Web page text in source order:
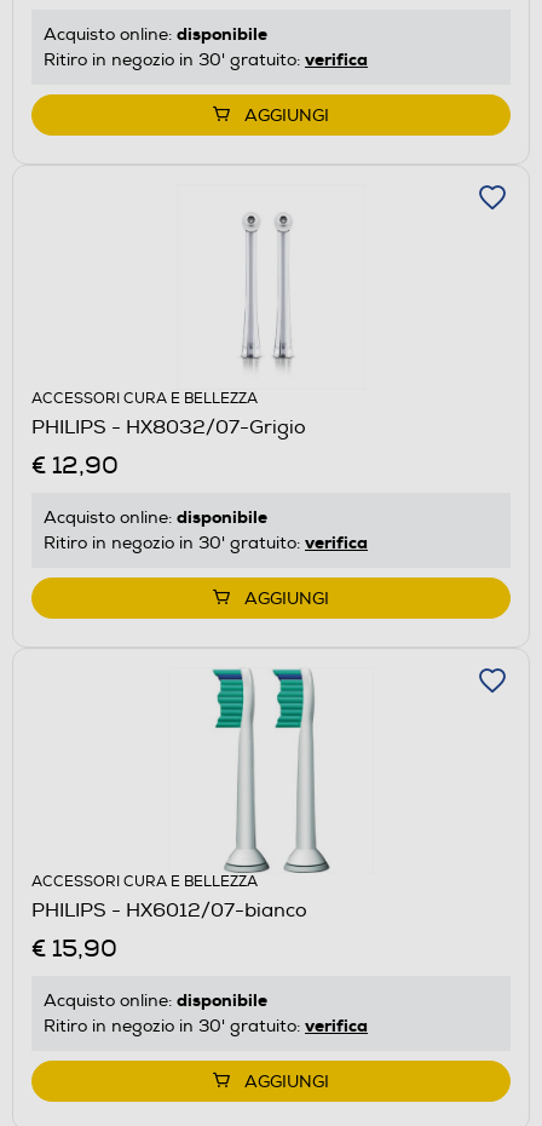
Acquisto online: disponibile
Ritiro in negozio in 30' gratuito: verifica
AGGIUNGI
ACCESSORI CURA E BELLEZZA
PHILIPS - HX8032/07-Grigio
€ 12,90
Acquisto online: disponibile
Ritiro in negozio in 30' gratuito: verifica
AGGIUNGI
ACCESSORI CURA E BELLEZZA
PHILIPS - HX6012/07-bianco
€ 15,90
Acquisto online: disponibile
Ritiro in negozio in 30' gratuito: verifica
AGGIUNGI